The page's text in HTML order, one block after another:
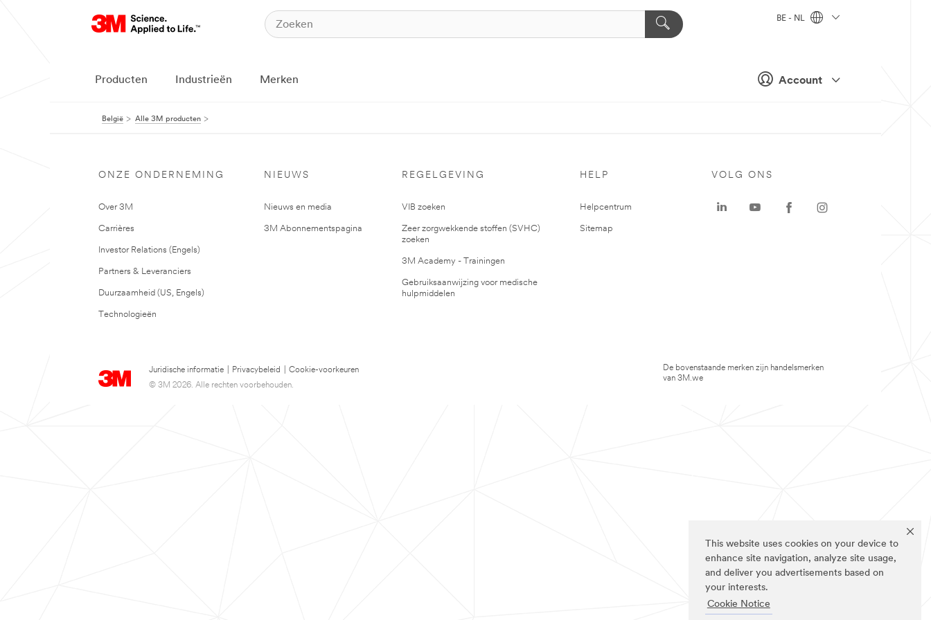
This website uses cookies on your device to
enhance site navigation, analyze site usage,
and deliver you advertisements based on
your interests.
Cookie Notice
Account
BE - NL
Producten Industrieën Merken
België Alle 3M producten
ONZE ONDERNEMING
Over 3M
Carrières
Investor Relations (Engels)
Partners & Leveranciers
Duurzaamheid (US, Engels)
Technologieën
NIEUWS
Nieuws en media
3M Abonnementspagina
REGELGEVING
VIB zoeken
Zeer zorgwekkende stoffen (SVHC)
zoeken
3M Academy - Trainingen
Gebruiksaanwijzing voor medische
hulpmiddelen
HELP
Helpcentrum
Sitemap
Juridische informatie Privacybeleid
Cookie-voorkeuren
© 3M 2026. Alle rechten voorbehouden.
VOLG ONS
De bovenstaande merken zijn handelsmerken
van 3M.we